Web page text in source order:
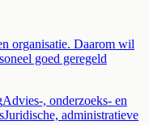
organisatie. Daarom wil
goed geregeld
Advies-, onderzoeks- en
Juridische, administratieve